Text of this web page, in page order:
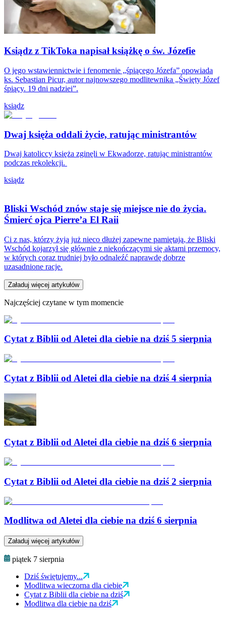
Ksiądz z TikToka napisał książkę o św. Józefie
O jego wstawiennictwie i fenomenie „śpiącego Józefa” opowiada
ks. Sebastian Picur, autor najnowszego modlitewnika „Święty Józef
śpiący. 19 dni nadziei”.
ksiądz
Dwaj księża oddali życie, ratując ministrantów
Dwaj katoliccy księża zginęli w Ekwadorze, ratując ministrantów
podczas rekolekcji.
ksiądz
Bliski Wschód znów staje się miejsce nie do życia.
Śmierć ojca Pierre’a El Raii
Ci z nas, którzy żyją już nieco dłużej zapewne pamiętają, że Bliski
Wschód kojarzył się głównie z niekończącymi się aktami przemocy,
w których coraz trudniej było odnaleźć naprawdę dobrze
uzasadnione racje.
Załaduj więcej artykułów
Najczęściej czytane w tym momencie
Cytat z Biblii od Aletei dla ciebie na dziś 5 sierpnia
Cytat z Biblii od Aletei dla ciebie na dziś 4 sierpnia
Cytat z Biblii od Aletei dla ciebie na dziś 6 sierpnia
Cytat z Biblii od Aletei dla ciebie na dziś 2 sierpnia
Modlitwa od Aletei dla ciebie na dziś 6 sierpnia
Załaduj więcej artykułów
piątek 7 sierpnia
Dziś świętujemy...
Modlitwa wieczorna dla ciebie
Cytat z Biblii dla ciebie na dziś
Modlitwa dla ciebie na dziś